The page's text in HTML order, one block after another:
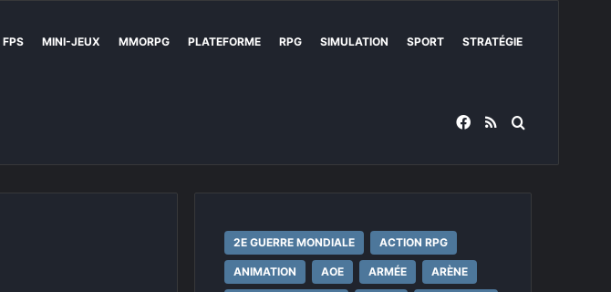
FPS MINI-JEUX MMORPG PLATEFORME RPG SIMULATION SPORT STRATÉGIE
Facebook
RSS
2E GUERRE MONDIALE ACTION RPG
ANIMATION AOE ARMÉE ARÈNE